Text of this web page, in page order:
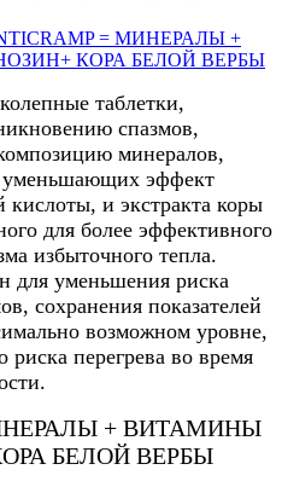
= МИНЕРАЛЫ +
КОРА БЕЛОЙ ВЕРБЫ
таблетки,
спазмов,
минералов,
уменьшающих эффект
кислоты, и экстракта коры
для более эффективного
избыточного тепла.
для уменьшения риска
сохранения показателей
возможном уровне,
перегрева во время
+ ВИТАМИНЫ
БЕЛОЙ ВЕРБЫ